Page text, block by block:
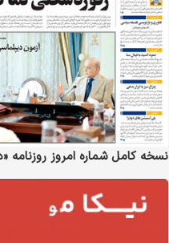
نسخه کامل شماره امروز روزنامه